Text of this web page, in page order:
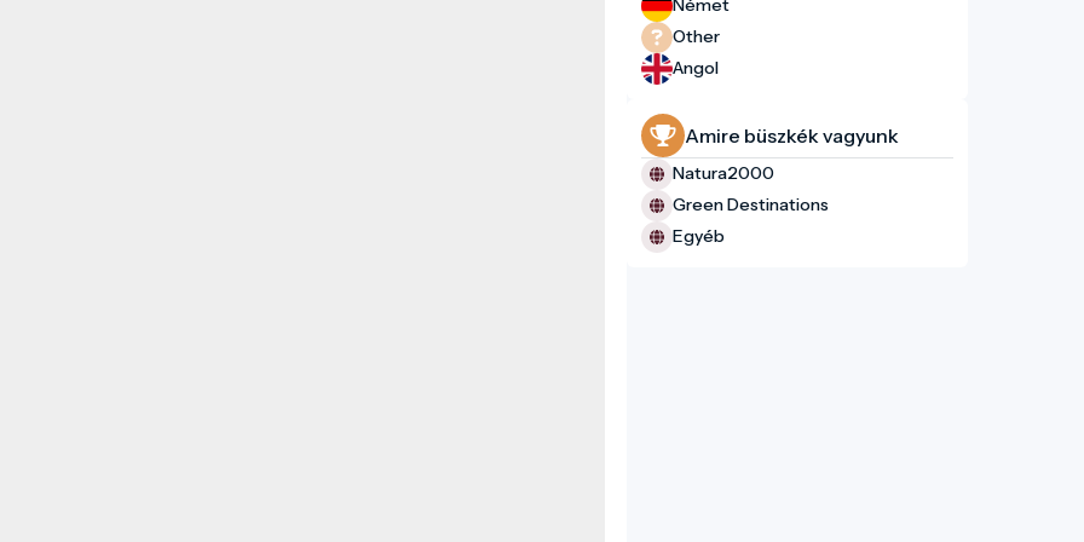
Német
Other
Angol
Amire büszkék vagyunk
Natura2000
Green Destinations
Egyéb